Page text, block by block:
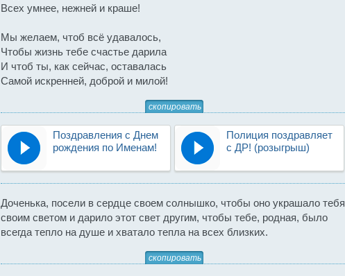
Всех умнее, нежней и краше!
Мы желаем, чтоб всё удавалось,
Чтобы жизнь тебе счастье дарила
И чтоб ты, как сейчас, оставалась
Самой искренней, доброй и милой!
скопировать
Поздравления с Днем
рождения по Именам!
Полиция поздравляет
с ДР! (розыгрыш)
Доченька, посели в сердце своем солнышко, чтобы оно украшало тебя
своим светом и дарило этот свет другим, чтобы тебе, родная, было
всегда тепло на душе и хватало тепла на всех близких.
скопировать